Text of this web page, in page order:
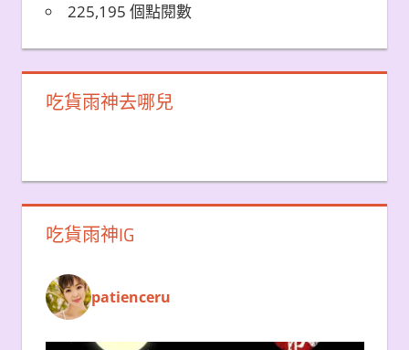
225,195 個點閱數
吃貨雨神去哪兒
吃貨雨神IG
patienceru